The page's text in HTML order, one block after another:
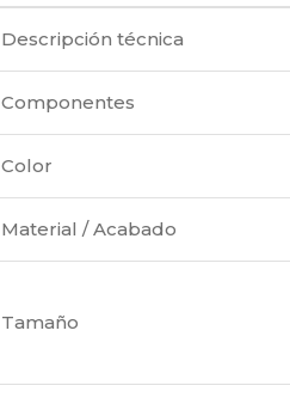
Descripción técnica
Componentes
Color
Material / Acabado
Tamaño